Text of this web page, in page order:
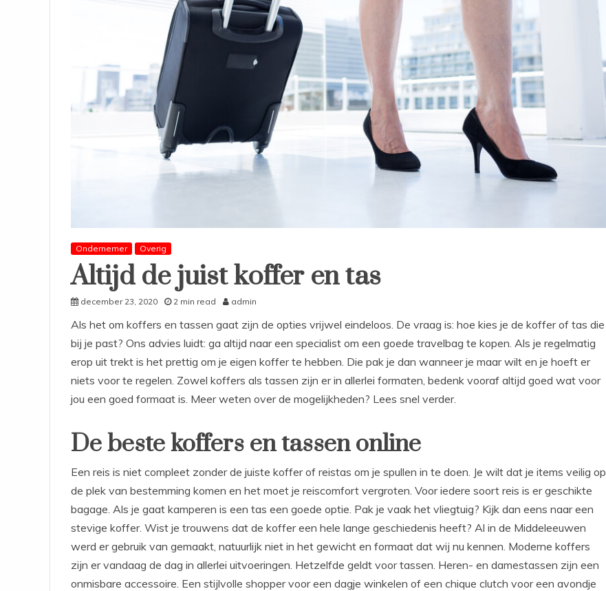
Ondernemer Overig
Altijd de juist koffer en tas
december 23, 2020 2 min read admin
Als het om koffers en tassen gaat zijn de opties vrijwel eindeloos. De vraag is: hoe kies je de koffer of tas die
bij je past? Ons advies luidt: ga altijd naar een specialist om een goede travelbag te kopen. Als je regelmatig
erop uit trekt is het prettig om je eigen koffer te hebben. Die pak je dan wanneer je maar wilt en je hoeft er
niets voor te regelen. Zowel koffers als tassen zijn er in allerlei formaten, bedenk vooraf altijd goed wat voor
jou een goed formaat is. Meer weten over de mogelijkheden? Lees snel verder.
De beste koffers en tassen online
Een reis is niet compleet zonder de juiste koffer of reistas om je spullen in te doen. Je wilt dat je items veilig op
de plek van bestemming komen en het moet je reiscomfort vergroten. Voor iedere soort reis is er geschikte
bagage. Als je gaat kamperen is een tas een goede optie. Pak je vaak het vliegtuig? Kijk dan eens naar een
stevige koffer. Wist je trouwens dat de koffer een hele lange geschiedenis heeft? Al in de Middeleeuwen
werd er gebruik van gemaakt, natuurlijk niet in het gewicht en formaat dat wij nu kennen. Moderne koffers
zijn er vandaag de dag in allerlei uitvoeringen. Hetzelfde geldt voor tassen. Heren- en damestassen zijn een
onmisbare accessoire. Een stijlvolle shopper voor een dagje winkelen of een chique clutch voor een avondje